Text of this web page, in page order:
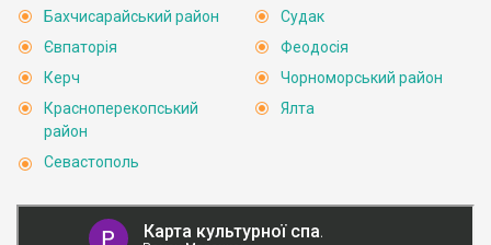
Бахчисарайський район
Євпаторія
Керч
Красноперекопський
район
Севастополь
Судак
Феодосія
Чорноморський район
Ялта